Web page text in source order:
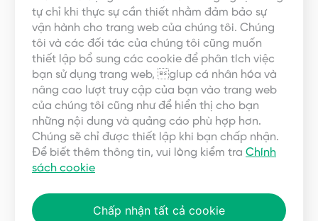
tự chỉ khi thực sự cần thiết nhằm đảm bảo sự
vận hành cho trang web của chúng tôi. Chúng
tôi và các đối tác của chúng tôi cũng muốn
thiết lập bổ sung các cookie để phân tích việc
bạn sử dụng trang web, gíup cá nhân hóa và
nâng cao lượt truy cập của bạn vào trang web
của chúng tôi cũng như để hiển thị cho bạn
những nội dung và quảng cáo phù hợp hơn.
Chúng sẽ chỉ được thiết lập khi bạn chấp nhận.
Để biết thêm thông tin, vui lòng kiểm tra Chính
sách cookie
Chấp nhận tất cả cookie
Giới thiệu
Về chúng tôi
Nghề nghiệp
Liên hệ với chúng tôi
Quan hệ đối tác
Thoả thuận người dùng
Quyền riêng tư
Copyright ©2023 EEO (SINGAPORE) PTE. LTD. Bảo lưu mọi quyền.